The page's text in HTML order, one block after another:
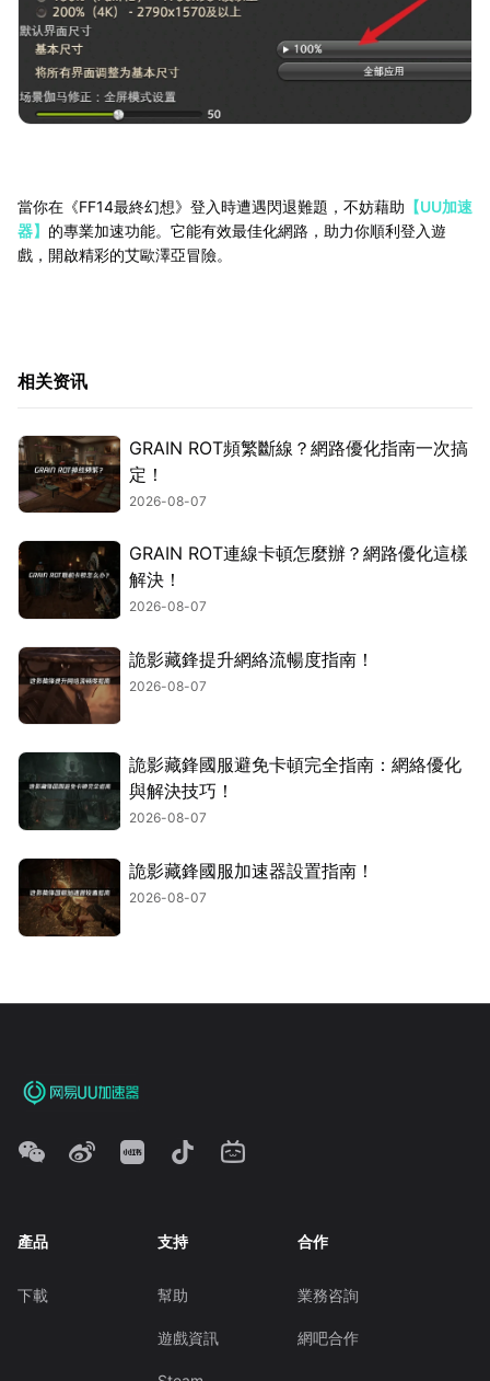
當你在《FF14最終幻想》登入時遭遇閃退難題，不妨藉助 【UU加速
器】 的專業加速功能。它能有效最佳化網路，助力你順利登入遊
戲，開啟精彩的艾歐澤亞冒險。
相关资讯
GRAIN ROT頻繁斷線？網路優化指南一次搞
定！
2026-08-07
GRAIN ROT連線卡頓怎麼辦？網路優化這樣
解決！
2026-08-07
詭影藏鋒提升網絡流暢度指南！
2026-08-07
詭影藏鋒國服避免卡頓完全指南：網絡優化
與解決技巧！
2026-08-07
詭影藏鋒國服加速器設置指南！
2026-08-07
產品
下載
支持
幫助
遊戲資訊
合作
業務咨詢
網吧合作